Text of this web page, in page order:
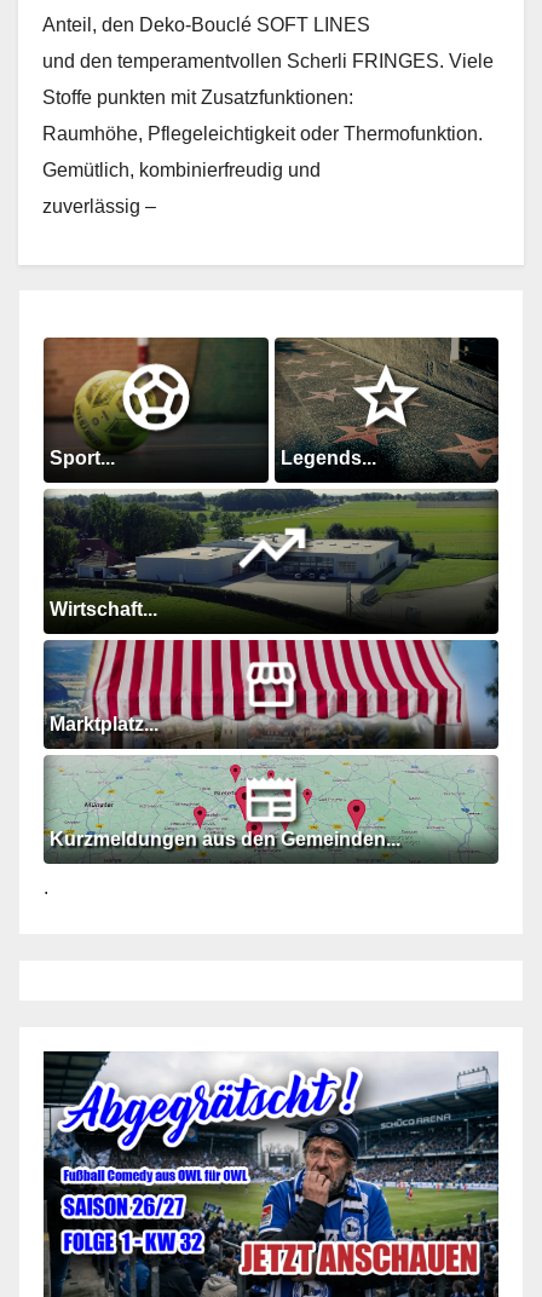
Anteil, den Deko-Bouclé SOFT LINES
und den temperamentvollen Scherli FRINGES. Viele
Stoffe punkten mit Zusatzfunktionen:
Raumhöhe, Pflegeleichtigkeit oder Thermofunktion.
Gemütlich, kombinierfreudig und
zuverlässig –
Sport... Legends...
Wirtschaft...
Marktplatz...
Kurzmeldungen aus den Gemeinden...
.